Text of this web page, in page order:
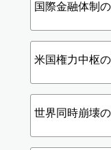
国際金融体制
米国権力中枢
世界同時崩壊